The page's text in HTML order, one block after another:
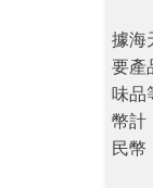
據海
要產
味品
幣計
民幣